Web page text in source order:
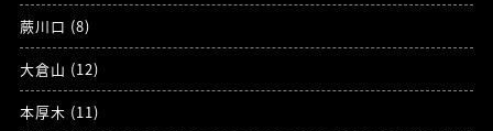
蕨川口 (8)
大倉山 (12)
本厚木 (11)